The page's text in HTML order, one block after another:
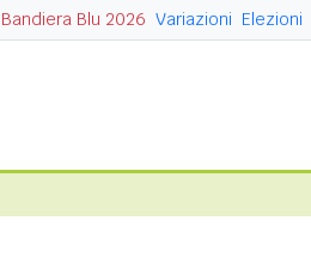
Bandiera Blu 2026 Variazioni Elezioni